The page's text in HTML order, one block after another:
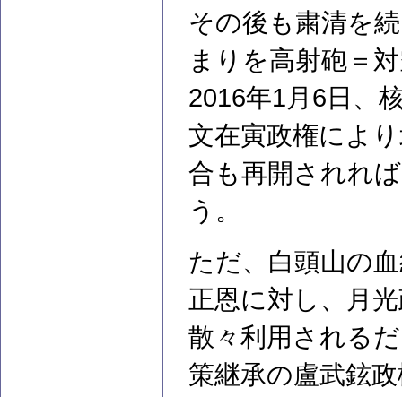
その後も粛清を
まりを高射砲＝
2016年1月6日、
文在寅政権によ
合も再開されれ
う。
ただ、白頭山の
正恩に対し、月
散々利用される
策継承の盧武鉉